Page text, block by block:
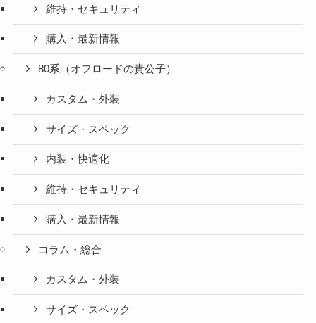
維持・セキュリティ
購入・最新情報
80系（オフロードの貴公子）
カスタム・外装
サイズ・スペック
内装・快適化
維持・セキュリティ
購入・最新情報
コラム・総合
カスタム・外装
サイズ・スペック